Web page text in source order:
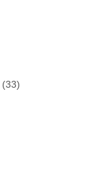
(33)